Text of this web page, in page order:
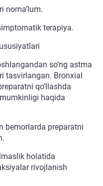
noma’lum.
terapiya.
so‘ng astma
tasvirlangan. Bronxial
qo‘llashda
haqida
bemorlarda preparatni
holatida
rivojlanish